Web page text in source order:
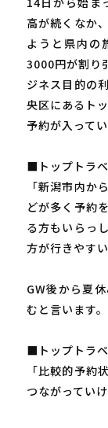
高が続くなか
ようと県内の
3000円が割り
ジネス目的の
央区にあるト
予約が入って
■トップトラ
「新潟市内か
どが多く予約
る方もいらっ
方が行きやす
GW後から夏
むと言います。
■トップトラ
「比較的予約
つながっていけ